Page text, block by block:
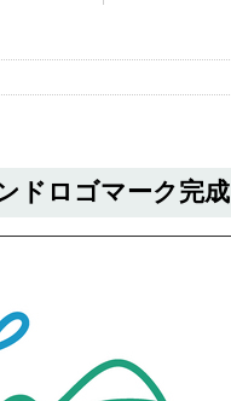
ドロゴマーク完成